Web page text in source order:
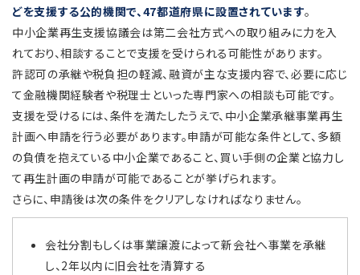
どを支援する公的機関で、47都道府県に設置されています。
中小企業再生支援協議会は第二会社方式への取り組みに力を入
れており、相談することで支援を受けられる可能性があります。
許認可の承継や税負担の軽減、融資が主な支援内容で、必要に応じ
て金融機関経験者や税理士といった専門家への相談も可能です。
支援を受けるには、条件を満たしたうえで、中小企業承継事業再生
計画へ申請を行う必要があります。申請が可能な条件として、多額
の負債を抱えている中小企業であること、買い手側の企業と協力し
て再生計画の申請が可能であることが挙げられます。
さらに、申請後は次の条件をクリアしなければなりません。
会社分割もしくは事業譲渡によって新会社へ事業を承継
し、2年以内に旧会社を清算する